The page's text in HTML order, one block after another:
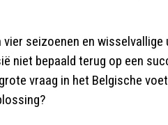
seizoenen en wisselvallige
niet bepaald terug op een
vraag in het Belgische